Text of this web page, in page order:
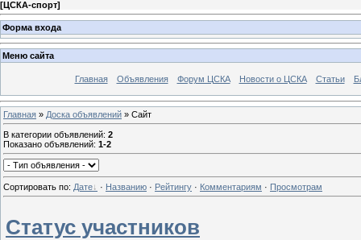
[ЦСКА-спорт]
Форма входа
Меню сайта
Главная Объявления Форум ЦСКА Новости о ЦСКА Статьи
Главная » Доска объявлений » Сайт
В категории объявлений: 2
Показано объявлений: 1-2
Сортировать по: Дате · Названию · Рейтингу · Комментариям · Просмотрам
Статус участников